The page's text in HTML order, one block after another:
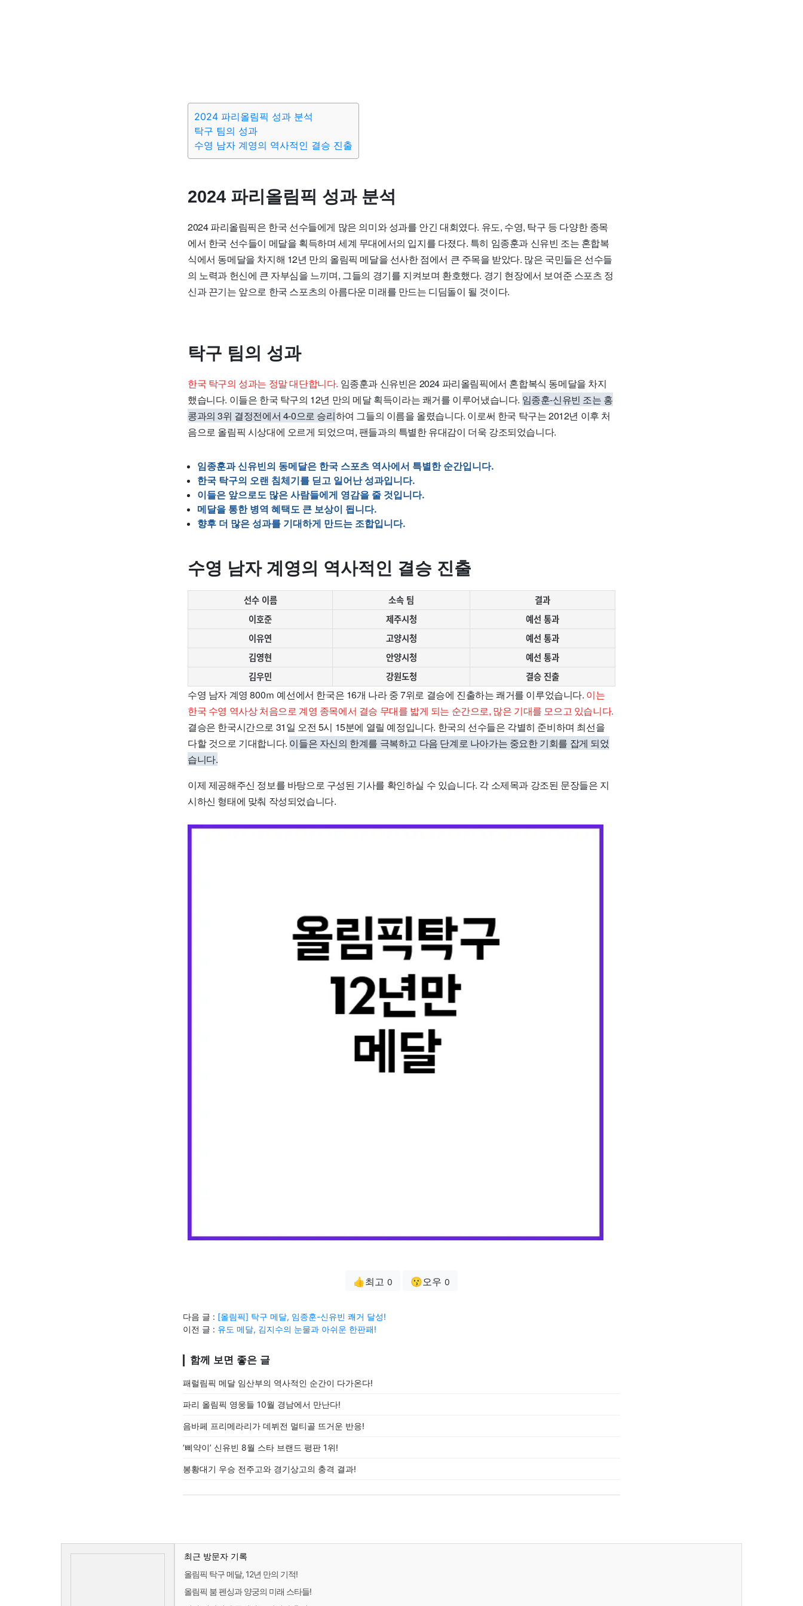
2024 파리올림픽 성과 분석
탁구 팀의 성과
수영 남자 계영의 역사적인 결승 진출
2024 파리올림픽 성과 분석
2024 파리올림픽은 한국 선수들에게 많은 의미와 성과를 안긴 대회였다. 유도, 수영, 탁구 등 다양한 종목
에서 한국 선수들이 메달을 획득하며 세계 무대에서의 입지를 다졌다. 특히 임종훈과 신유빈 조는 혼합복
식에서 동메달을 차지해 12년 만의 올림픽 메달을 선사한 점에서 큰 주목을 받았다. 많은 국민들은 선수들
의 노력과 헌신에 큰 자부심을 느끼며, 그들의 경기를 지켜보며 환호했다. 경기 현장에서 보여준 스포츠 정
신과 끈기는 앞으로 한국 스포츠의 아름다운 미래를 만드는 디딤돌이 될 것이다.
탁구 팀의 성과
한국 탁구의 성과는 정말 대단합니다. 임종훈과 신유빈은 2024 파리올림픽에서 혼합복식 동메달을 차지
했습니다. 이들은 한국 탁구의 12년 만의 메달 획득이라는 쾌거를 이루어냈습니다. 임종훈-신유빈 조는 홍
콩과의 3위 결정전에서 4-0으로 승리하여 그들의 이름을 올렸습니다. 이로써 한국 탁구는 2012년 이후 처
음으로 올림픽 시상대에 오르게 되었으며, 팬들과의 특별한 유대감이 더욱 강조되었습니다.
임종훈과 신유빈의 동메달은 한국 스포츠 역사에서 특별한 순간입니다.
한국 탁구의 오랜 침체기를 딛고 일어난 성과입니다.
이들은 앞으로도 많은 사람들에게 영감을 줄 것입니다.
메달을 통한 병역 혜택도 큰 보상이 됩니다.
향후 더 많은 성과를 기대하게 만드는 조합입니다.
수영 남자 계영의 역사적인 결승 진출
선수 이름 소속 팀
결과
이호준
제주시청
예선 통과
이유연
고양시청
예선 통과
김영현
안양시청
예선 통과
김우민
강원도청 결승 진출
수영 남자 계영 800ｍ 예선에서 한국은 16개 나라 중 7위로 결승에 진출하는 쾌거를 이루었습니다. 이는
한국 수영 역사상 처음으로 계영 종목에서 결승 무대를 밟게 되는 순간으로, 많은 기대를 모으고 있습니다.
결승은 한국시간으로 31일 오전 5시 15분에 열릴 예정입니다. 한국의 선수들은 각별히 준비하며 최선을
다할 것으로 기대합니다. 이들은 자신의 한계를 극복하고 다음 단계로 나아가는 중요한 기회를 잡게 되었
습니다.
이제 제공해주신 정보를 바탕으로 구성된 기사를 확인하실 수 있습니다. 각 소제목과 강조된 문장들은 지
시하신 형태에 맞춰 작성되었습니다.
👍최고 0 😗오우 0
다음 글 : [올림픽] 탁구 메달, 임종훈-신유빈 쾌거 달성!
이전 글 : 유도 메달, 김지수의 눈물과 아쉬운 한판패!
함께 보면 좋은 글
패럴림픽 메달 임산부의 역사적인 순간이 다가온다!
파리 올림픽 영웅들 10월 경남에서 만난다!
음바페 프리메라리가 데뷔전 멀티골 뜨거운 반응!
‘삐약이’ 신유빈 8월 스타 브랜드 평판 1위!
봉황대기 우승 전주고와 경기상고의 충격 결과!
최근 방문자 기록
올림픽 탁구 메달, 12년 만의 기적!
올림픽 붐 펜싱과 양궁의 미래 스타들!